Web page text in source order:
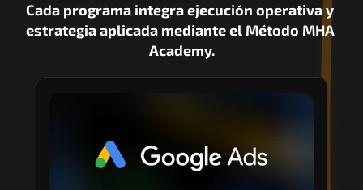
Cada programa integra ejecución operativa y
estrategia aplicada mediante el Método MHA
Academy.